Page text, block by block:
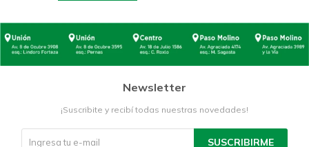
Newsletter
¡Suscribite y recibí todas nuestras novedades!
SUSCRIBIRME